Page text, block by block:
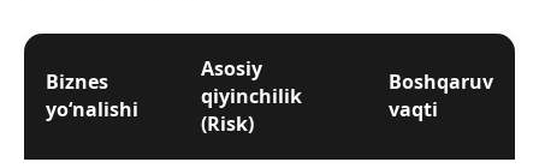
Biznes
yo‘nalishi
Asosiy
qiyinchilik
(Risk)
Boshqaruv
vaqti